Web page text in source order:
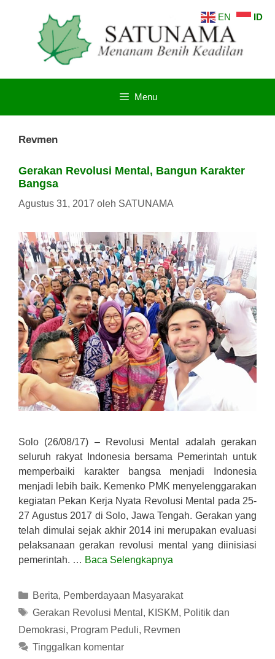
Menu
Revmen
Gerakan Revolusi Mental, Bangun Karakter
Bangsa
Agustus 31, 2017 oleh SATUNAMA
Solo (26/08/17) – Revolusi Mental adalah gerakan
seluruh rakyat Indonesia bersama Pemerintah untuk
memperbaiki karakter bangsa menjadi Indonesia
menjadi lebih baik. Kemenko PMK menyelenggarakan
kegiatan Pekan Kerja Nyata Revolusi Mental pada 25-
27 Agustus 2017 di Solo, Jawa Tengah. Gerakan yang
telah dimulai sejak akhir 2014 ini merupakan evaluasi
pelaksanaan gerakan revolusi mental yang diinisiasi
pemerintah. … Baca Selengkapnya
Kategori
Berita, Pemberdayaan Masyarakat
Tag
Gerakan Revolusi Mental , KISKM, Politik dan
Demokrasi, Program Peduli, Revmen
Tinggalkan komentar
EN ID